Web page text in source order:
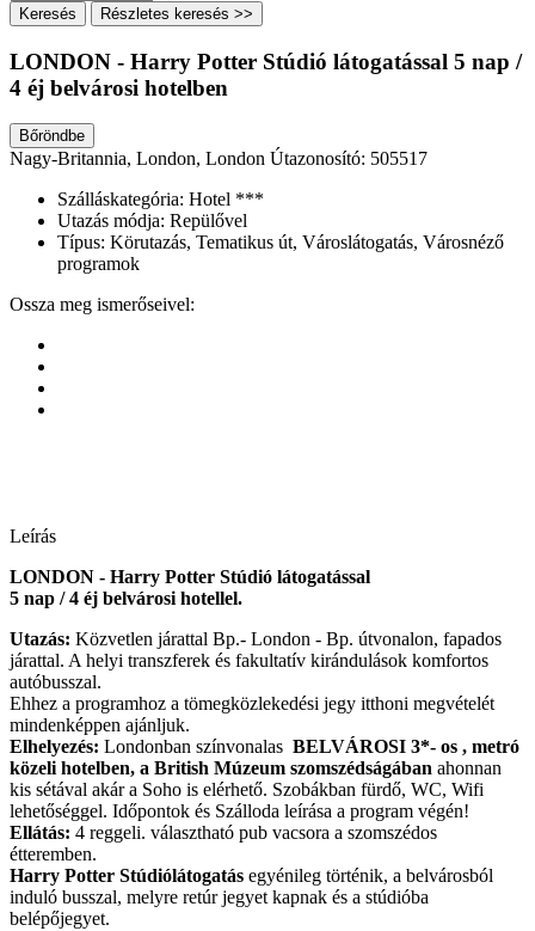
Keresés Részletes keresés >>
LONDON - Harry Potter Stúdió látogatással 5 nap /
4 éj belvárosi hotelben
Bőröndbe
Nagy-Britannia, London, London Útazonosító: 505517
Szálláskategória: Hotel ***
Utazás módja: Repülővel
Típus: Körutazás, Tematikus út, Városlátogatás, Városnéző
programok
Ossza meg ismerőseivel:
Leírás
LONDON - Harry Potter Stúdió látogatással
5 nap / 4 éj belvárosi hotellel.
Utazás: Közvetlen járattal Bp.- London - Bp. útvonalon, fapados
járattal. A helyi transzferek és fakultatív kirándulások komfortos
autóbusszal.
Ehhez a programhoz a tömegközlekedési jegy itthoni megvételét
mindenképpen ajánljuk.
Elhelyezés: Londonban színvonalas BELVÁROSI 3*- os , metró
közeli hotelben, a British Múzeum szomszédságában ahonnan
kis sétával akár a Soho is elérhető. Szobákban fürdő, WC, Wifi
lehetőséggel. Időpontok és Szálloda leírása a program végén!
Ellátás: 4 reggeli. választható pub vacsora a szomszédos
étteremben.
Harry Potter Stúdiólátogatás egyénileg történik, a belvárosból
induló busszal, melyre retúr jegyet kapnak és a stúdióba
belépőjegyet.